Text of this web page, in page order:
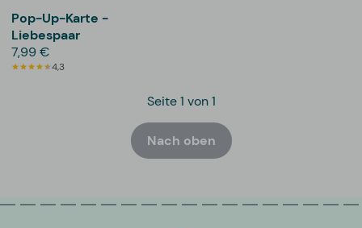
Pop-Up-Karte -
Liebespaar
7,99 €
4,3
Seite 1 von 1
Nach oben